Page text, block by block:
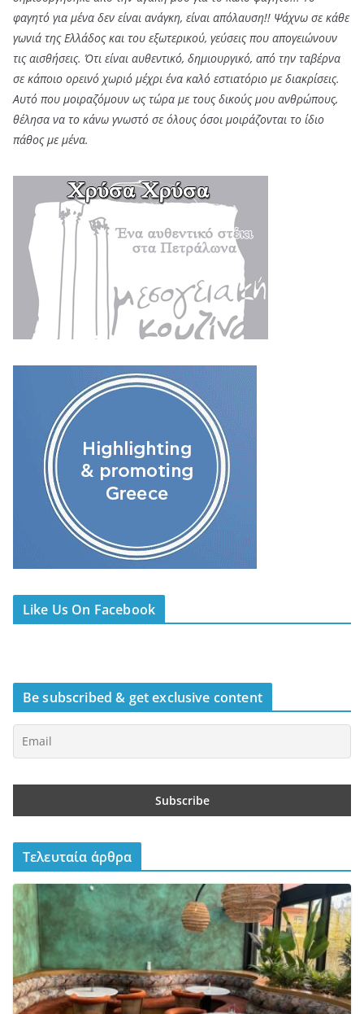
φαγητό για μένα δεν είναι ανάγκη, είναι απόλαυση!! Ψάχνω σε κάθε
γωνιά της Ελλάδος και του εξωτερικού, γεύσεις που απογειώνουν
τις αισθήσεις. Ότι είναι αυθεντικό, δημιουργικό, από την ταβέρνα
σε κάποιο ορεινό χωριό μέχρι ένα καλό εστιατόριο με διακρίσεις.
Αυτό που μοιραζόμουν ως τώρα με τους δικούς μου ανθρώπους,
θέλησα να το κάνω γνωστό σε όλους όσοι μοιράζονται το ίδιο
πάθος με μένα.
Like Us On Facebook
Be subscribed & get exclusive content
Τελευταία άρθρα